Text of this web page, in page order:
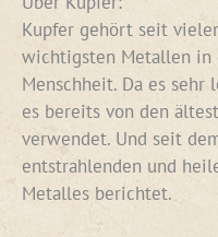
Kupfer gehört seit
wichtigsten Metallen in
Menschheit. Da es
es bereits von den
verwendet. Und seit
entstrahlenden und
Metalles berichtet.